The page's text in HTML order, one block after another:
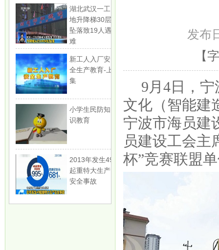
湖北武汉一工
地升降梯30层
坠落致19人遇
难
新工人入厂安
全生产教育-上
集
小学生民防知
识教育
2013年发生49
起重特大生产
安全事故
发布
【
9月4日，
文化（智能建
宁波市海员建
员建设工会主
杯”竞赛联盟